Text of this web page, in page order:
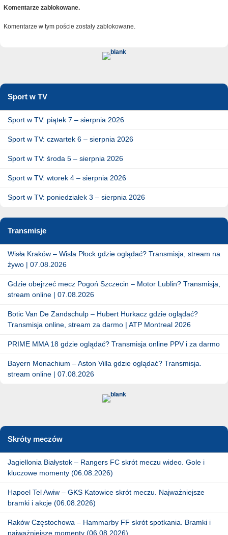
Komentarze zablokowane.
Komentarze w tym poście zostały zablokowane.
Sport w TV
Sport w TV: piątek 7 – sierpnia 2026
Sport w TV: czwartek 6 – sierpnia 2026
Sport w TV: środa 5 – sierpnia 2026
Sport w TV: wtorek 4 – sierpnia 2026
Sport w TV: poniedziałek 3 – sierpnia 2026
Transmisje
Wisła Kraków – Wisła Płock gdzie oglądać? Transmisja, stream na
żywo | 07.08.2026
Gdzie obejrzeć mecz Pogoń Szczecin – Motor Lublin? Transmisja,
stream online | 07.08.2026
Botic Van De Zandschulp – Hubert Hurkacz gdzie oglądać?
Transmisja online, stream za darmo | ATP Montreal 2026
PRIME MMA 18 gdzie oglądać? Transmisja online PPV i za darmo
Bayern Monachium – Aston Villa gdzie oglądać? Transmisja.
stream online | 07.08.2026
Skróty meczów
Jagiellonia Białystok – Rangers FC skrót meczu wideo. Gole i
kluczowe momenty (06.08.2026)
Hapoel Tel Awiw – GKS Katowice skrót meczu. Najważniejsze
bramki i akcje (06.08.2026)
Raków Częstochowa – Hammarby FF skrót spotkania. Bramki i
najważniejsze momenty (06.08.2026)